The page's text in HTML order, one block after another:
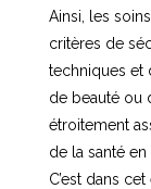
Ainsi, les
critères de
techniques et
de beauté ou
étroitement
de la santé en
C’est dans